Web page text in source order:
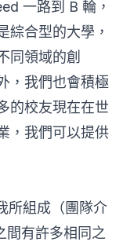
一路到 B 輪，
綜合型的大學，
同領域的創
，我們也會積極
的校友現在在世
，我們可以提供
所組成（團隊介
有許多相同之